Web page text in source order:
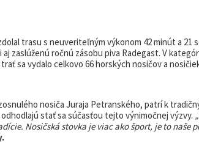
trasu s neuveriteľným výkonom 42 minút a 21
zaslúženú ročnú zásobu piva Radegast. V
sa vydalo celkovo 66 horských nosičov a
nosiča Juraja Petranského, patrí k
stať sa súčasťou tejto výnimočnej výzvy.
Nosičská stovka je viac ako šport, je to naše